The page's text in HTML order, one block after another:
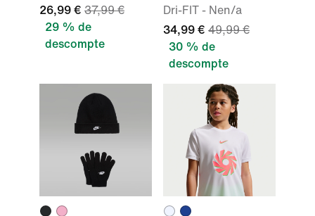
26,99 € 37,99 €
29 % de
descompte
Dri-FIT - Nen/a
34,99 € 49,99 €
30 % de
descompte